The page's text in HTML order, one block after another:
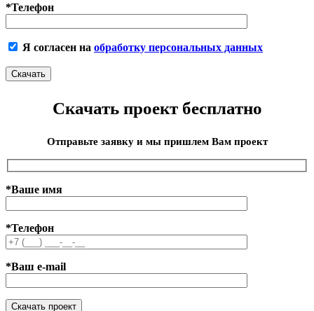
*Телефон
Я согласен на обработку персональных данных
Скачать проект бесплатно
Отправьте заявку и мы пришлем Вам проект
*Ваше имя
*Телефон
*Ваш e-mail